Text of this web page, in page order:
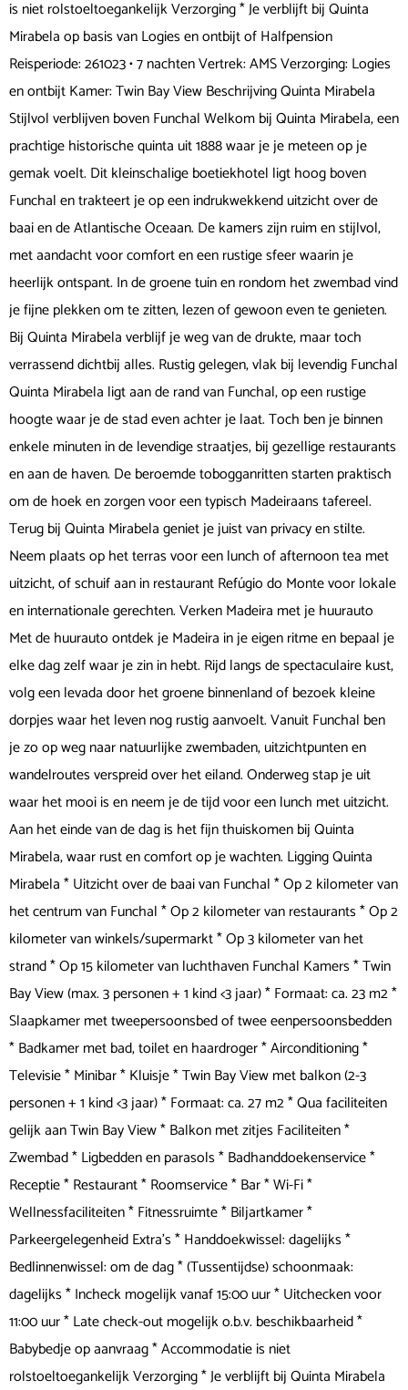
is niet rolstoeltoegankelijk Verzorging * Je verblijft bij Quinta
Mirabela op basis van Logies en ontbijt of Halfpension
Reisperiode: 261023 • 7 nachten Vertrek: AMS Verzorging: Logies
en ontbijt Kamer: Twin Bay View Beschrijving Quinta Mirabela
Stijlvol verblijven boven Funchal Welkom bij Quinta Mirabela, een
prachtige historische quinta uit 1888 waar je je meteen op je
gemak voelt. Dit kleinschalige boetiekhotel ligt hoog boven
Funchal en trakteert je op een indrukwekkend uitzicht over de
baai en de Atlantische Oceaan. De kamers zijn ruim en stijlvol,
met aandacht voor comfort en een rustige sfeer waarin je
heerlijk ontspant. In de groene tuin en rondom het zwembad vind
je fijne plekken om te zitten, lezen of gewoon even te genieten.
Bij Quinta Mirabela verblijf je weg van de drukte, maar toch
verrassend dichtbij alles. Rustig gelegen, vlak bij levendig Funchal
Quinta Mirabela ligt aan de rand van Funchal, op een rustige
hoogte waar je de stad even achter je laat. Toch ben je binnen
enkele minuten in de levendige straatjes, bij gezellige restaurants
en aan de haven. De beroemde tobogganritten starten praktisch
om de hoek en zorgen voor een typisch Madeiraans tafereel.
Terug bij Quinta Mirabela geniet je juist van privacy en stilte.
Neem plaats op het terras voor een lunch of afternoon tea met
uitzicht, of schuif aan in restaurant Refúgio do Monte voor lokale
en internationale gerechten. Verken Madeira met je huurauto
Met de huurauto ontdek je Madeira in je eigen ritme en bepaal je
elke dag zelf waar je zin in hebt. Rijd langs de spectaculaire kust,
volg een levada door het groene binnenland of bezoek kleine
dorpjes waar het leven nog rustig aanvoelt. Vanuit Funchal ben
je zo op weg naar natuurlijke zwembaden, uitzichtpunten en
wandelroutes verspreid over het eiland. Onderweg stap je uit
waar het mooi is en neem je de tijd voor een lunch met uitzicht.
Aan het einde van de dag is het fijn thuiskomen bij Quinta
Mirabela, waar rust en comfort op je wachten. Ligging Quinta
Mirabela * Uitzicht over de baai van Funchal * Op 2 kilometer van
het centrum van Funchal * Op 2 kilometer van restaurants * Op 2
kilometer van winkels/supermarkt * Op 3 kilometer van het
strand * Op 15 kilometer van luchthaven Funchal Kamers * Twin
Bay View (max. 3 personen + 1 kind <3 jaar) * Formaat: ca. 23 m2 *
Slaapkamer met tweepersoonsbed of twee eenpersoonsbedden
* Badkamer met bad, toilet en haardroger * Airconditioning *
Televisie * Minibar * Kluisje * Twin Bay View met balkon (2-3
personen + 1 kind <3 jaar) * Formaat: ca. 27 m2 * Qua faciliteiten
gelijk aan Twin Bay View * Balkon met zitjes Faciliteiten *
Zwembad * Ligbedden en parasols * Badhanddoekenservice *
Receptie * Restaurant * Roomservice * Bar * Wi-Fi *
Wellnessfaciliteiten * Fitnessruimte * Biljartkamer *
Parkeergelegenheid Extra's * Handdoekwissel: dagelijks *
Bedlinnenwissel: om de dag * (Tussentijdse) schoonmaak:
dagelijks * Incheck mogelijk vanaf 15:00 uur * Uitchecken voor
11:00 uur * Late check-out mogelijk o.b.v. beschikbaarheid *
Babybedje op aanvraag * Accommodatie is niet
rolstoeltoegankelijk Verzorging * Je verblijft bij Quinta Mirabela